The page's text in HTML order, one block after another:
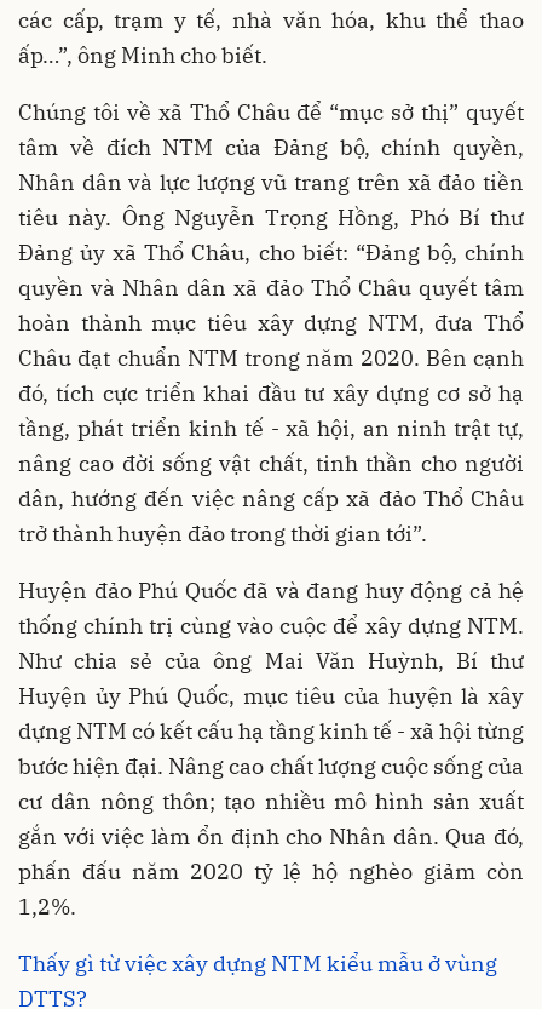
các cấp, trạm y tế, nhà văn hóa, khu thể thao
ấp…”, ông Minh cho biết.
Chúng tôi về xã Thổ Châu để “mục sở thị” quyết
tâm về đích NTM của Đảng bộ, chính quyền,
Nhân dân và lực lượng vũ trang trên xã đảo tiền
tiêu này. Ông Nguyễn Trọng Hồng, Phó Bí thư
Đảng ủy xã Thổ Châu, cho biết: “Đảng bộ, chính
quyền và Nhân dân xã đảo Thổ Châu quyết tâm
hoàn thành mục tiêu xây dựng NTM, đưa Thổ
Châu đạt chuẩn NTM trong năm 2020. Bên cạnh
đó, tích cực triển khai đầu tư xây dựng cơ sở hạ
tầng, phát triển kinh tế - xã hội, an ninh trật tự,
nâng cao đời sống vật chất, tinh thần cho người
dân, hướng đến việc nâng cấp xã đảo Thổ Châu
trở thành huyện đảo trong thời gian tới”.
Huyện đảo Phú Quốc đã và đang huy động cả hệ
thống chính trị cùng vào cuộc để xây dựng NTM.
Như chia sẻ của ông Mai Văn Huỳnh, Bí thư
Huyện ủy Phú Quốc, mục tiêu của huyện là xây
dựng NTM có kết cấu hạ tầng kinh tế - xã hội từng
bước hiện đại. Nâng cao chất lượng cuộc sống của
cư dân nông thôn; tạo nhiều mô hình sản xuất
gắn với việc làm ổn định cho Nhân dân. Qua đó,
phấn đấu năm 2020 tỷ lệ hộ nghèo giảm còn
1,2%.
Thấy gì từ việc xây dựng NTM kiểu mẫu ở vùng
DTTS?